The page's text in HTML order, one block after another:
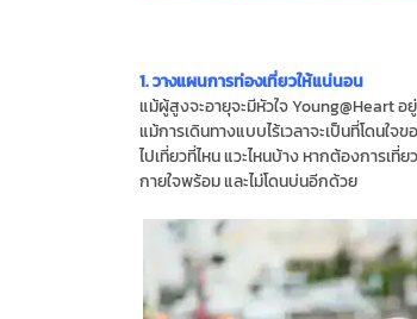
1. วางแผนการท่องเที่ยวให้แน่นอน
แม้ผู้สูงจะอายุจะมีหัวใจ Young@Heart
แม้การเดินทางแบบไร้เวลาจะเป็นที่โดนใ
ไปเที่ยวที่ไหน แวะไหนบ้าง หากต้องการเ
กายใจพร้อม และไม่โดนบ่นอีกด้วย